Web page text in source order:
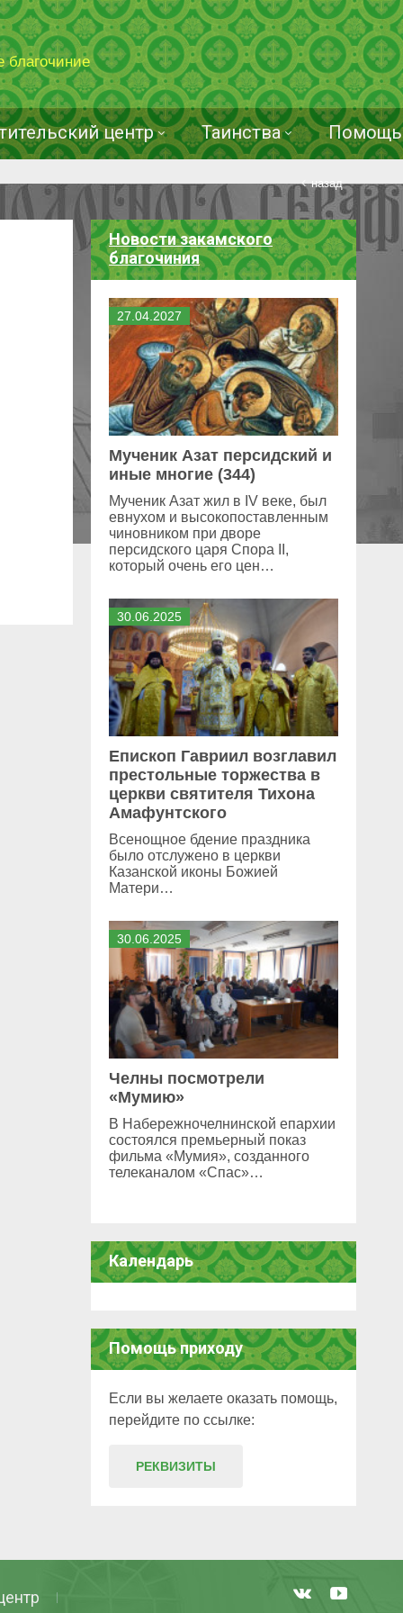
благочиние
центр Таинства Помощь
назад
Новости закамского
благочиния
27 04 2027
Мученик Азат персидский и
иные многие (344)
Мученик Азат жил в IV веке, был
евнухом и высокопоставленным
чиновником при дворе
персидского царя Спора II,
который очень его цен…
30 06 2025
Епископ Гавриил возглавил
престольные торжества в
церкви святителя Тихона
Амафунтского
Всенощное бдение праздника
было отслужено в церкви
Казанской иконы Божией
Матери…
30 06 2025
Челны посмотрели
«Мумию»
В Набережночелнинской епархии
состоялся премьерный показ
фильма «Мумия», созданного
телеканалом «Спас»…
Календарь
Помощь приходу
Если вы желаете оказать помощь,
перейдите по ссылке:
РЕКВИЗИТЫ